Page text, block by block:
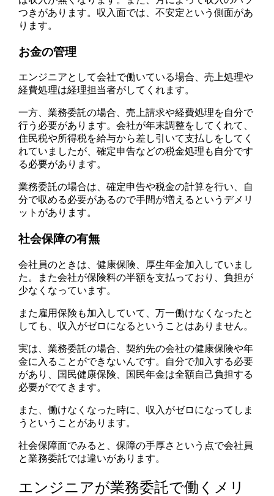
つきがあります。収入面では、不安定という側面があ
ります。
お金の管理
エンジニアとして会社で働いている場合、売上処理や
経費処理は経理担当者がしてくれます。
一方、業務委託の場合、売上請求や経費処理を自分で
行う必要があります。会社が年末調整をしてくれて、
住民税や所得税を給与から差し引いて支払しをしてく
れていましたが、確定申告などの税金処理も自分です
る必要があります。
業務委託の場合は、確定申告や税金の計算を行い、自
分で収める必要があるので手間が増えるというデメリ
ットがあります。
社会保障の有無
会社員のときは、健康保険、厚生年金加入していまし
た。また会社が保険料の半額を支払っており、負担が
少なくなっています。
また雇用保険も加入していて、万一働けなくなったと
しても、収入がゼロになるということはありません。
実は、業務委託の場合、契約先の会社の健康保険や年
金に入ることができないんです。自分で加入する必要
があり、国民健康保険、国民年金は全額自己負担する
必要がでてきます。
また、働けなくなった時に、収入がゼロになってしま
うということがあります。
社会保障面でみると、保障の手厚さという点で会社員
と業務委託では違いがあります。
エンジニアが業務委託で働くメリ